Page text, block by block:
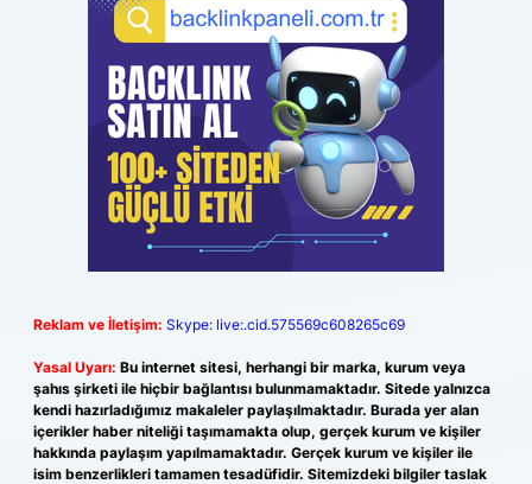
Reklam ve İletişim: Skype: live:.cid.575569c608265c69
Yasal Uyarı: Bu internet sitesi, herhangi bir marka, kurum veya
şahıs şirketi ile hiçbir bağlantısı bulunmamaktadır. Sitede yalnızca
kendi hazırladığımız makaleler paylaşılmaktadır. Burada yer alan
içerikler haber niteliği taşımamakta olup, gerçek kurum ve kişiler
hakkında paylaşım yapılmamaktadır. Gerçek kurum ve kişiler ile
isim benzerlikleri tamamen tesadüfidir. Sitemizdeki bilgiler taslak